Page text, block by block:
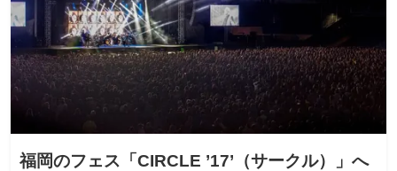
福岡のフェス「CIRCLE ’17’（サークル）」へ